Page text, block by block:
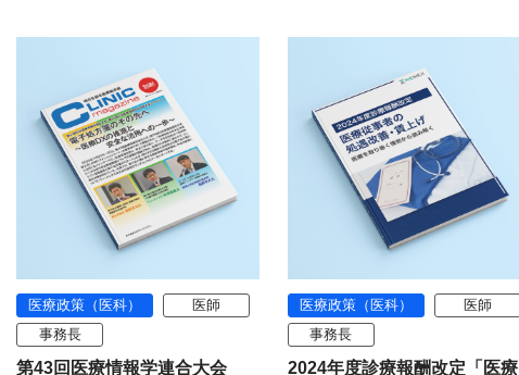
医療政策（医科）
医師
事務長
第43回医療情報学連合大会
医療政策（医科）
医師
事務長
2024年度診療報酬改定「医療